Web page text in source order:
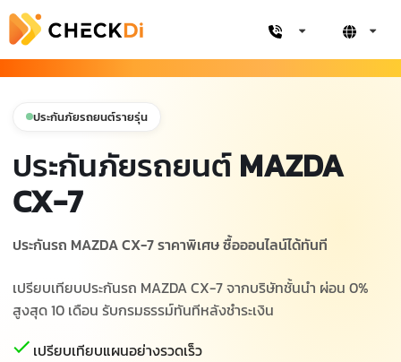
ประกันภัยรถยนต์รายรุ่น
ประกันภัยรถยนต์MAZDA
CX-7
ประกันรถ MAZDA CX-7 ราคาพิเศษ ซื้อออนไลน์ได้ทันที
เปรียบเทียบประกันรถ MAZDA CX-7 จากบริษัทชั้นนำ ผ่อน 0%
สูงสุด 10 เดือน รับกรมธรรม์ทันทีหลังชำระเงิน
เปรียบเทียบแผนอย่างรวดเร็ว